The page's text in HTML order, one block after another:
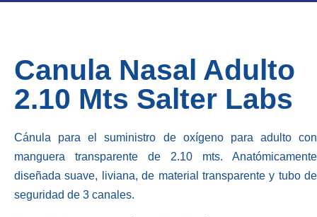
Canula Nasal Adulto
2.10 Mts Salter Labs
Cánula para el suministro de oxígeno para adulto con
manguera transparente de 2.10 mts. Anatómicamente
diseñada suave, liviana, de material transparente y tubo de
seguridad de 3 canales.